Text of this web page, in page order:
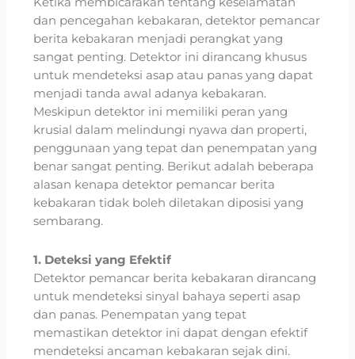
dan pencegahan kebakaran, detektor pemancar
berita kebakaran menjadi perangkat yang
sangat penting. Detektor ini dirancang khusus
untuk mendeteksi asap atau panas yang dapat
menjadi tanda awal adanya kebakaran.
Meskipun detektor ini memiliki peran yang
krusial dalam melindungi nyawa dan properti,
penggunaan yang tepat dan penempatan yang
benar sangat penting. Berikut adalah beberapa
alasan kenapa detektor pemancar berita
kebakaran tidak boleh diletakan diposisi yang
sembarang.
1. Deteksi yang Efektif
Detektor pemancar berita kebakaran dirancang
untuk mendeteksi sinyal bahaya seperti asap
dan panas. Penempatan yang tepat
memastikan detektor ini dapat dengan efektif
mendeteksi ancaman kebakaran sejak dini.